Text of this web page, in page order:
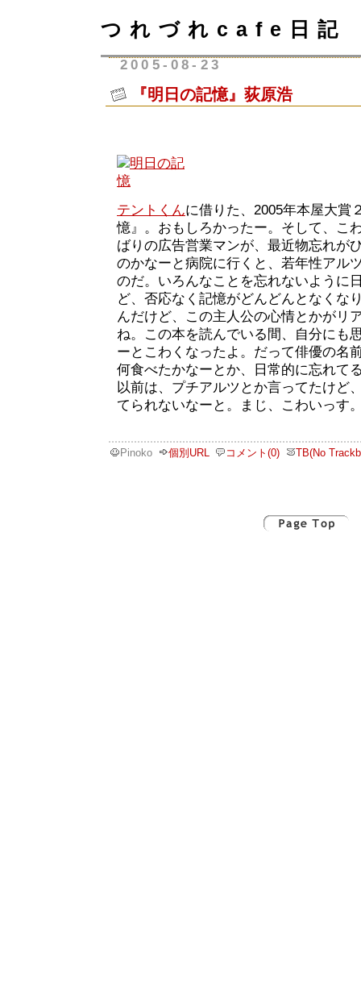
つれづれcafe日記
2005-08-23
『明日の記憶』荻原浩
テントくんに借りた、2005年本屋大賞
憶』。おもしろかったー。そして、こ
ばりの広告営業マンが、最近物忘れが
のかなーと病院に行くと、若年性アル
のだ。いろんなことを忘れないように
ど、否応なく記憶がどんどんとなくな
んだけど、この主人公の心情とかがリ
ね。この本を読んでいる間、自分にも
ーとこわくなったよ。だって俳優の名
何食べたかなーとか、日常的に忘れて
以前は、プチアルツとか言ってたけど
てられないなーと。まじ、こわいっす
Pinoko 個別URL コメント(0) TB(No